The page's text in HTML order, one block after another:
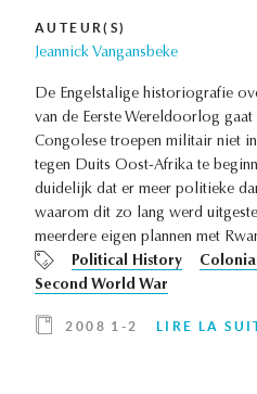
AUTEUR(S)
Jeannick Vangansbeke
De Engelstalige historiografie
van de Eerste Wereldoorlog
Congolese troepen militair niet
tegen Duits Oost-Afrika te
duidelijk dat er meer politieke
waarom dit zo lang werd
meerdere eigen plannen met
Political History
Second World War
2008 1-2 LIRE LA